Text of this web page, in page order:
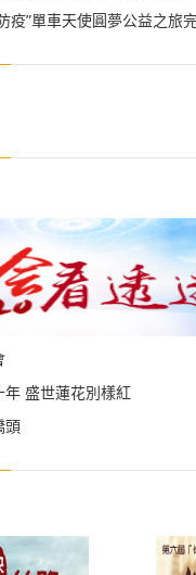
疫”單車天使圓夢公益之旅
年 盛世蓮花別樣紅
頭